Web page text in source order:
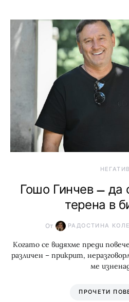
НЕГАТИВ
Гошо Гинчев – да
терена в
От РАДОСТИНА
Когато се видяхме преди
различен – прикрит,
ме
ПРОЧЕТИ